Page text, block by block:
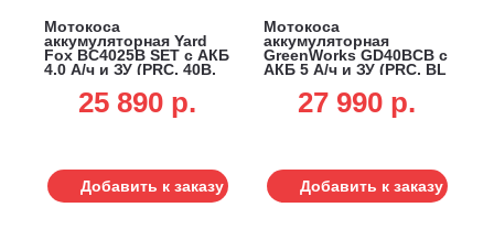
Мотокоса
аккумуляторная Yard
Fox BC4025B SET с АКБ
4.0 А/ч и ЗУ (PRC, 40В,
мм, разъем, Т-ручка,
6.0 кг)25 890 p.
Добавить к заказу
Мотокоса
аккумуляторная
GreenWorks GD40BCB с
АКБ 5 А/ч и ЗУ (PRC, BL
расп.двигателя, 4Т нож
+ леска 2.0 мм, Т-
27 990 p.
Добавить к заказу